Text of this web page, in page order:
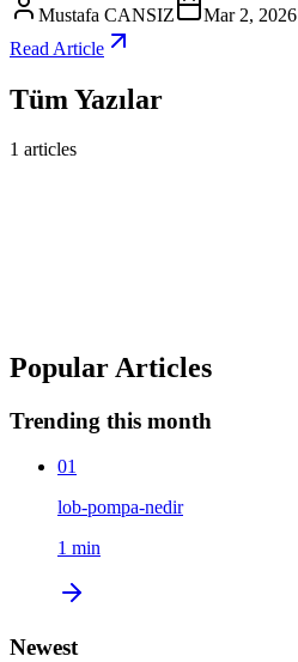
Mustafa CANSIZ
Mar 2, 2026
Read Article
Tüm Yazılar
1 articles
Popular Articles
Trending this month
01
lob-pompa-nedir
1 min
Newest